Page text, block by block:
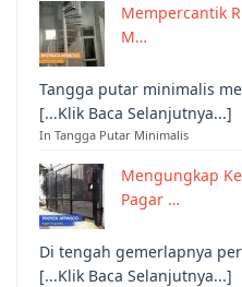
Mempercantik
M…
Tangga putar minimalis
[...Klik Baca Selanjutnya...]
In Tangga Putar Minimalis
Mengungkap
Pagar …
Di tengah gemerlapnya
[...Klik Baca Selanjutnya...]